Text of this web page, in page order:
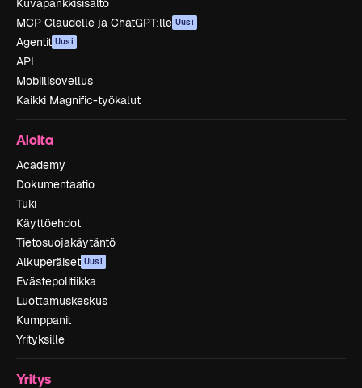
Kuvapankkisisältö
MCP Claudelle ja ChatGPT:lle Uusi
Agentit Uusi
API
Mobiilisovellus
Kaikki Magnific-työkalut
Aloita
Academy
Dokumentaatio
Tuki
Käyttöehdot
Tietosuojakäytäntö
Alkuperäiset Uusi
Evästepolitiikka
Luottamuskeskus
Kumppanit
Yrityksille
Yritys